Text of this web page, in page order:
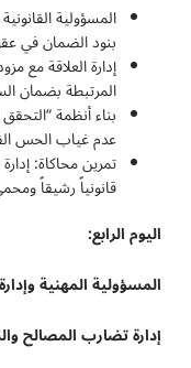
المسؤولية
بنود الضمان في
إدارة العلاقة مع
المرتبطة بضمان
عدم غياب الحس
تمرين محاكاة:
قانونياً رشيقاً
اليوم الرابع:
المسؤولية المهنية
إدارة تضارب المصالح